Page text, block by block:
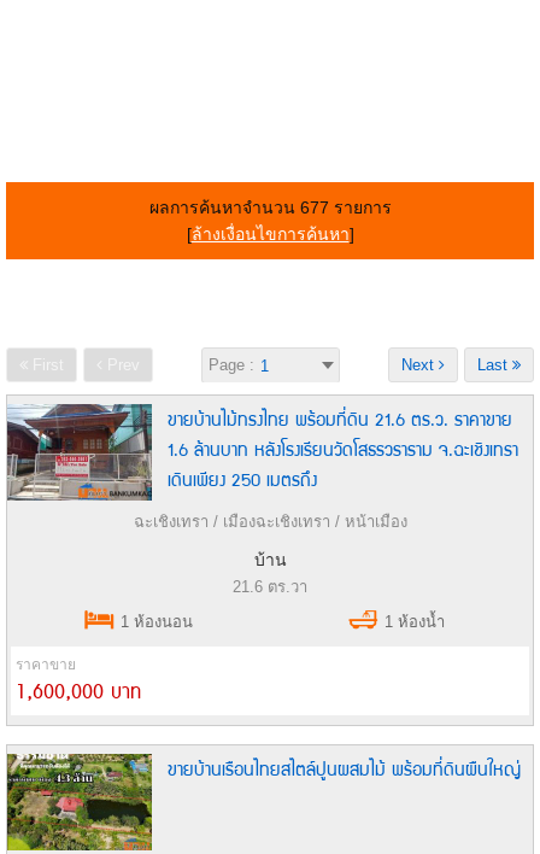
ผลการค้นหาจำนวน 677 รายการ
[ล้างเงื่อนไขการค้นหา]
First Prev Page : Last
Next
ขายบ้านไม้ทรงไทย พร้อมที่ดิน 21.6 ตร.ว. ราคาขาย
1.6 ล้านบาท หลังโรงเรียนวัดโสธรวราราม จ.ฉะเชิงเทรา
เดินเพียง 250 เมตรถึง
ฉะเชิงเทรา / เมืองฉะเชิงเทรา / หน้าเมือง
บ้าน
21.6 ตร.วา
1 ห้องนอน
1 ห้องน้ำ
ราคาขาย
1,600,000 บาท
ขายบ้านเรือนไทยสไตล์ปูนผสมไม้ พร้อมที่ดินผืนใหญ่